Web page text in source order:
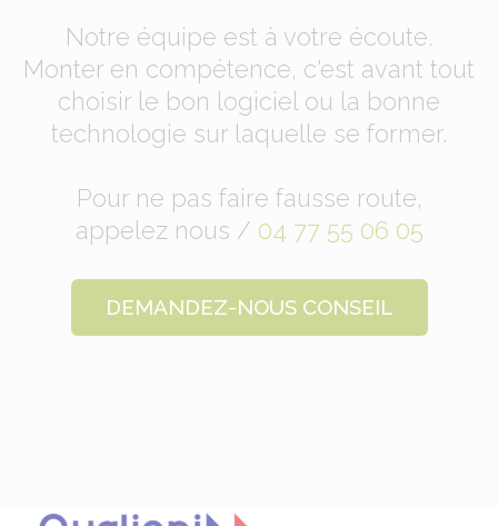
Notre équipe est à votre écoute.
Monter en compétence, c'est avant tout
choisir le bon logiciel ou la bonne
technologie sur laquelle se former.
Pour ne pas faire fausse route,
appelez nous / 04 77 55 06 05
DEMANDEZ-NOUS CONSEIL